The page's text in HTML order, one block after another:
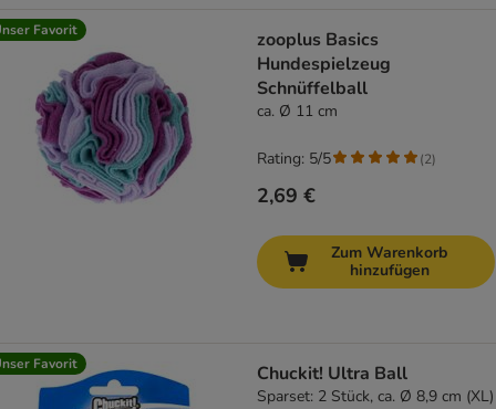
Favorit
zooplus Basics
Hundespielzeug
Schnüffelball
ca. Ø 11 cm
2,69 €
Rating: 5/5 (2)
Zum Warenkorb
hinzufügen
Favorit Chuckit! Ultra Ball
Sparset: 2 Stück, ca. Ø 8,9 cm (XL)